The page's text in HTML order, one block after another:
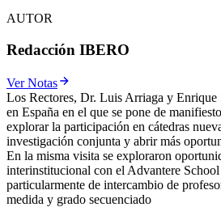
AUTOR
Redacción IBERO
Ver Notas
Los Rectores, Dr. Luis Arriaga y Enrique
en España en el que se pone de
explorar la participación en cátedras
investigación conjunta y abrir más
En la misma visita se exploraron
interinstitucional con el Advantere
particularmente de intercambio de
medida y grado secuenciado